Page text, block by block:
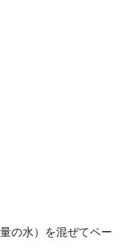
の水）を混ぜてペー